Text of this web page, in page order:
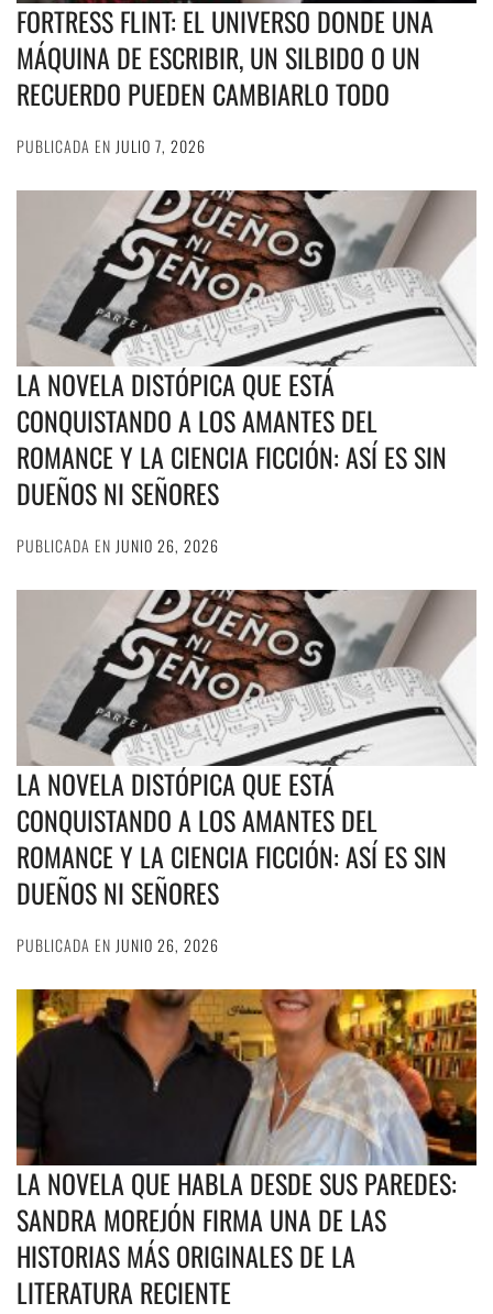
FORTRESS FLINT: EL UNIVERSO DONDE UNA
MÁQUINA DE ESCRIBIR, UN SILBIDO O UN
RECUERDO PUEDEN CAMBIARLO TODO
PUBLICADA EN JULIO 7, 2026
LA NOVELA DISTÓPICA QUE ESTÁ
CONQUISTANDO A LOS AMANTES DEL
ROMANCE Y LA CIENCIA FICCIÓN: ASÍ ES SIN
DUEÑOS NI SEÑORES
PUBLICADA EN JUNIO 26, 2026
LA NOVELA DISTÓPICA QUE ESTÁ
CONQUISTANDO A LOS AMANTES DEL
ROMANCE Y LA CIENCIA FICCIÓN: ASÍ ES SIN
DUEÑOS NI SEÑORES
PUBLICADA EN JUNIO 26, 2026
LA NOVELA QUE HABLA DESDE SUS PAREDES:
SANDRA MOREJÓN FIRMA UNA DE LAS
HISTORIAS MÁS ORIGINALES DE LA
LITERATURA RECIENTE